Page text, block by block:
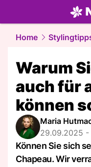
beauty.
Home
Warum
auch für
können
Maria
29.09.2025 -
Können Sie sich
Chapeau. Wir